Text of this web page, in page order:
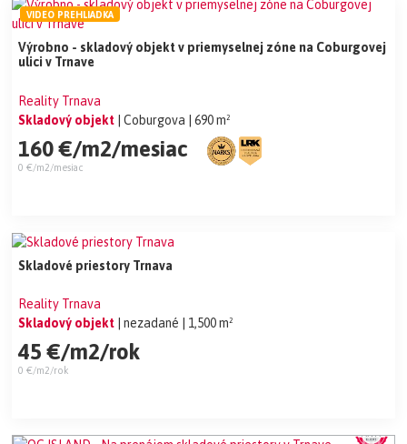
Výrobno - skladový objekt v priemyselnej zóne na Coburgovej
ulici v Trnave
Reality Trnava
Skladový objekt
| Coburgova | 690 m²
160 €/m2/mesiac
0 €/m2/mesiac
VIDEO PREHLIADKA
Skladové priestory Trnava
Reality Trnava
Skladový objekt
| nezadané | 1,500 m²
45 €/m2/rok
0 €/m2/rok